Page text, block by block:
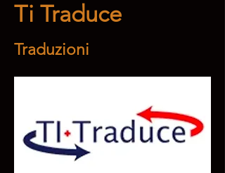
Ti Traduce
Traduzioni